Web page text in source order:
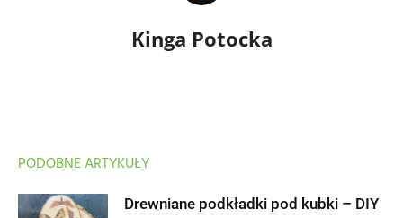
Kinga Potocka
PODOBNE ARTYKUŁY
Drewniane podkładki pod kubki – DIY